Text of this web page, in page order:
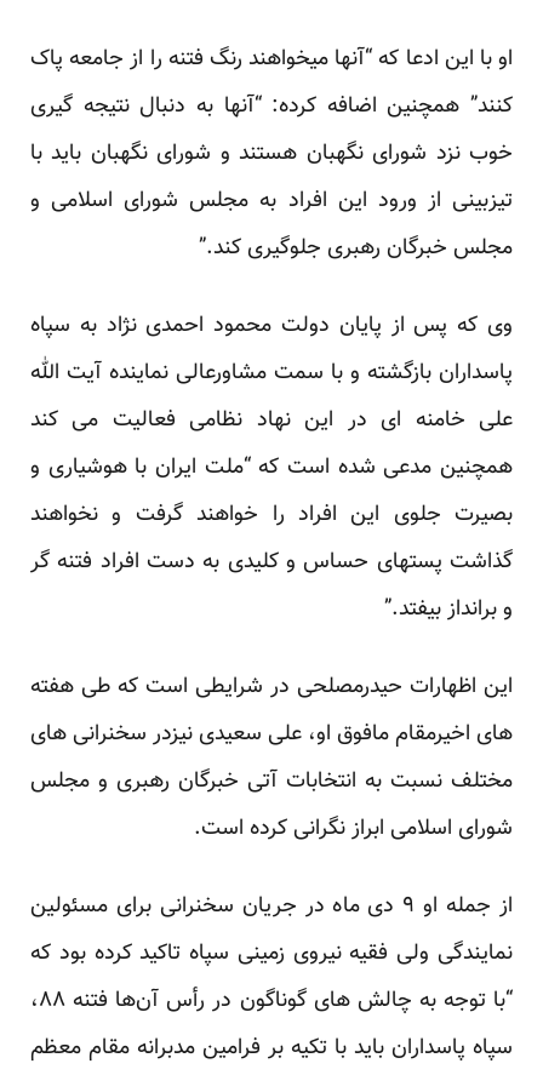
او با این ادعا که “آنها می‏خواهند رنگ فتنه را از جامعه پاک
کنند” همچنین اضافه کرده: “آنها به دنبال نتیجه‏ گیری
خوب نزد شورای نگهبان هستند و شورای نگهبان باید با
تیزبینی از ورود این افراد به مجلس شورای اسلامی و
مجلس خبرگان رهبری جلوگیری کند.”
وی که پس از پایان دولت محمود احمدی نژاد به سپاه
پاسداران بازگشته و با سمت مشاورعالی نماینده آیت الله
علی خامنه ای در این نهاد نظامی فعالیت می کند
همچنین مدعی شده است که “ملت ایران با هوشیاری و
بصیرت جلوی این افراد را خواهند گرفت و نخواهند
گذاشت پست‏های حساس و کلیدی به دست افراد فتنه‏ گر
و برانداز بیفتد.”
این اظهارات حیدرمصلحی در شرایطی است که طی هفته
های اخیرمقام مافوق او، علی سعیدی نیزدر سخنرانی های
مختلف نسبت به انتخابات آتی خبرگان رهبری و مجلس
شورای اسلامی ابراز نگرانی کرده است.
از جمله او ۹ دی ماه در جریان سخنرانی برای مسئولین
نمایندگی ولی فقیه نیروی زمینی سپاه تاکید کرده بود که
“با توجه به چالش های گوناگون در رأس آن‌ها فتنه ۸۸،
سپاه پاسداران باید با تکیه بر فرامین مدبرانه مقام معظم